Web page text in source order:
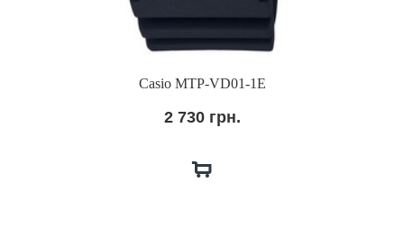
Casio MTP-VD01-1E
2 730 грн.